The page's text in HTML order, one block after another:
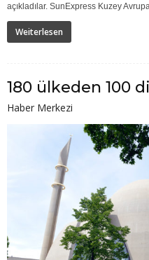
açıkladılar. SunExpress Kuzey
Weiterlesen
180 ülkeden 100
Haber Merkezi